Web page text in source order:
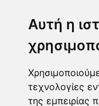
Αυτή η
τεχνολογίες
της εμπειρίας
2102843411
6932215191
info@paulis.gr
Ωράριο